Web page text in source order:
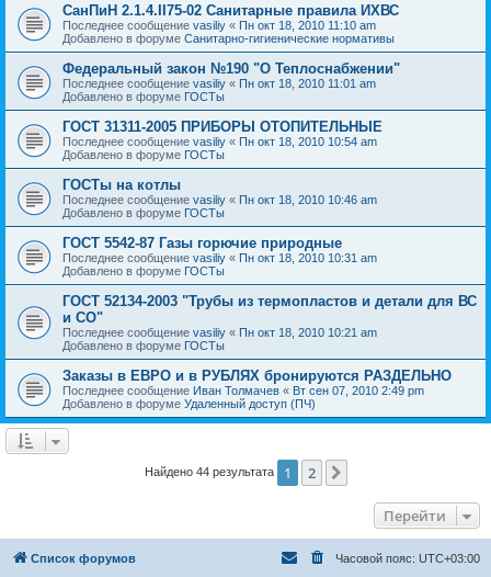
СанПиН 2.1.4.II75-02 Санитарные правила ИХВС
Последнее сообщение vasiliy « Пн окт 18, 2010 11:10 am
Добавлено в форуме Санитарно-гигиенические нормативы
Федеральный закон №190 "О Теплоснабжении"
Последнее сообщение vasiliy « Пн окт 18, 2010 11:01 am
Добавлено в форуме ГОСТы
ГОСТ 31311-2005 ПРИБОРЫ ОТОПИТЕЛЬНЫЕ
Последнее сообщение vasiliy « Пн окт 18, 2010 10:54 am
Добавлено в форуме ГОСТы
ГОСТы на котлы
Последнее сообщение vasiliy « Пн окт 18, 2010 10:46 am
Добавлено в форуме ГОСТы
ГОСТ 5542-87 Газы горючие природные
Последнее сообщение vasiliy « Пн окт 18, 2010 10:31 am
Добавлено в форуме ГОСТы
ГОСТ 52134-2003 "Трубы из термопластов и детали для ВС
и СО"
Последнее сообщение vasiliy « Пн окт 18, 2010 10:21 am
Добавлено в форуме ГОСТы
Заказы в ЕВРО и в РУБЛЯХ бронируются РАЗДЕЛЬНО
Последнее сообщение Иван Толмачев « Вт сен 07, 2010 2:49 pm
Добавлено в форуме Удаленный доступ (ПЧ)
Найдено 44 результата 1 2
Перейти
Список форумов Часовой пояс: UTC+03:00